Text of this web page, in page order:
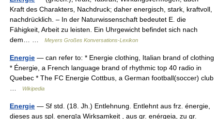
Kraft des Charakters, Nachdruck; daher energisch, stark, kraftvoll,
nachdrücklich. – In der Naturwissenschaft bedeutet E. die
Fähigkeit, Arbeit zu leisten. Ein Uhrgewicht befindet sich nach
dem… …
Meyers Großes Konversations-Lexikon
Energie — can refer to: * Energie clothing, Italian brand of clothing
* Énergie, a French language brand of rhythmic top 40 radio in
Quebec * The FC Energie Cottbus, a German football(soccer) club
Wikipedia
Energie — Sf std. (18. Jh.) Entlehnung. Entlehnt aus frz. énergie,
dieses aus spl. energīa Wirksamkeit , aus gr. enérgeia, zu gr.